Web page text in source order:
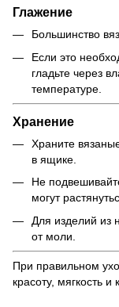
Глажение
Большинство
Если это
гладьте через
температуре.
Хранение
Храните
в ящике.
Не
могут
Для изделий из
от моли.
При правильном
красоту, мягкость и